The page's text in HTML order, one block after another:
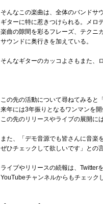
そんなこの楽曲は、全体のバンドサ
ギターに特に惹きつけられる。メロ
楽曲の隙間を彩るフレーズ、テクニ
サウンドに奥行きを加えている。
そんなギターのカッコよさもまた、
この先の活動について尋ねてみると
来年には3年振りとなるワンマンを
この先のリリースやライブの展開に
また、「デモ音源でも皆さんに音楽
ぜひチェックして欲しいです」との
ライブやリリースの続報は、Twitter
YouTubeチャンネルからもチェック